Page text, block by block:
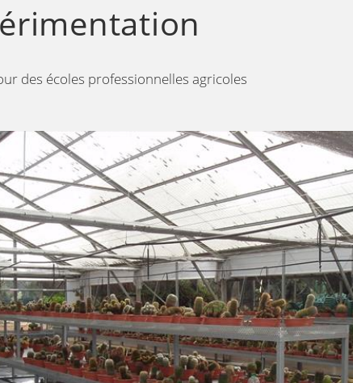
des écoles professionnelles agricoles